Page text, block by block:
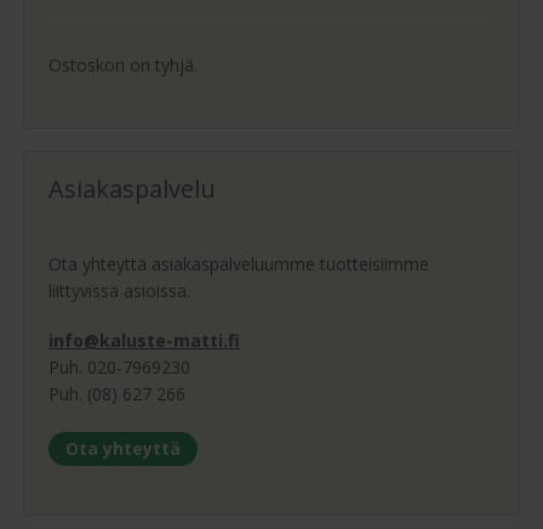
Ostoskori on tyhjä.
Asiakaspalvelu
Ota yhteyttä asiakaspalveluumme tuotteisiimme
liittyvissä asioissa.
info@kaluste-matti.fi
Puh. 020-7969230
Puh. (08) 627 266
Ota yhteyttä